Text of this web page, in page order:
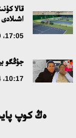
قالا
اشىلادى
17:05، 20 قىركۇيەك 2025
جۇڭگو
10:17، 14 تامىز 2025
ەڭ كوپ